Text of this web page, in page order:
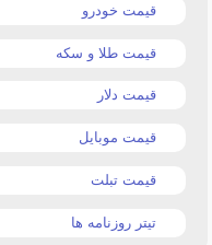
قیمت خودرو
قیمت طلا و سکه
قیمت دلار
قیمت موبایل
قیمت تبلت
تیتر روزنامه ها